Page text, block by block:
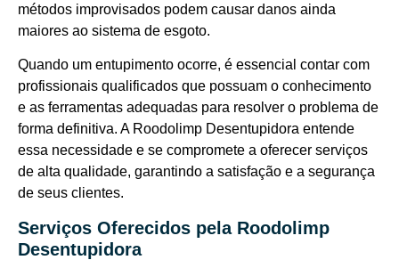
métodos improvisados podem causar danos ainda
maiores ao sistema de esgoto.
Quando um entupimento ocorre, é essencial contar com
profissionais qualificados que possuam o conhecimento
e as ferramentas adequadas para resolver o problema de
forma definitiva. A Roodolimp Desentupidora entende
essa necessidade e se compromete a oferecer serviços
de alta qualidade, garantindo a satisfação e a segurança
de seus clientes.
Serviços Oferecidos pela Roodolimp
Desentupidora